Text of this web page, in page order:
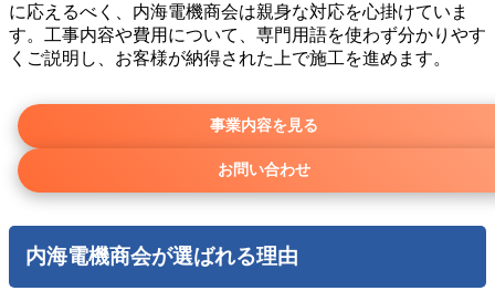
に応えるべく、内海電機商会は親身な対応を心掛けていま
す。工事内容や費用について、専門用語を使わず分かりやす
くご説明し、お客様が納得された上で施工を進めます。
事業内容を見る
お問い合わせ
内海電機商会が選ばれる理由